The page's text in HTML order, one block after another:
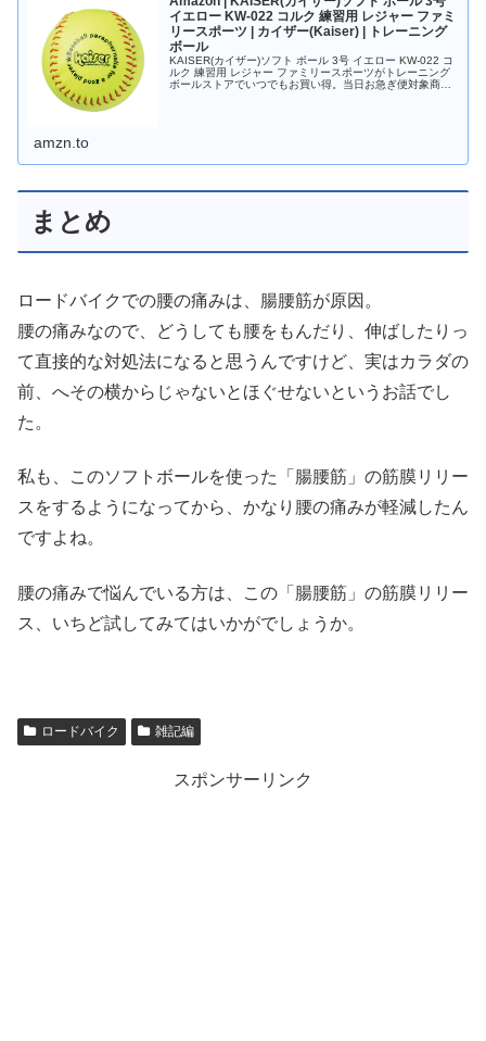
イエロー KW-022 コルク 練習用 レジャー ファミ
リースポーツ | カイザー(Kaiser) | トレーニング
ボール
KAISER(カイザー)ソフト ボール 3号 イエロー KW-022 コ
ルク 練習用 レジャー ファミリースポーツがトレーニング
ボールストアでいつでもお買い得。当日お急ぎ便対象商品
amzn.to
まとめ
ロードバイクでの腰の痛みは、腸腰筋が原因。
腰の痛みなので、どうしても腰をもんだり、伸ばしたりっ
て直接的な対処法になると思うんですけど、実はカラダの
前、へその横からじゃないとほぐせないというお話でし
た。
私も、このソフトボールを使った「腸腰筋」の筋膜リリー
スをするようになってから、かなり腰の痛みが軽減したん
ですよね。
腰の痛みで悩んでいる方は、この「腸腰筋」の筋膜リリー
ス、いちど試してみてはいかがでしょうか。
ロードバイク 雑記編
スポンサーリンク